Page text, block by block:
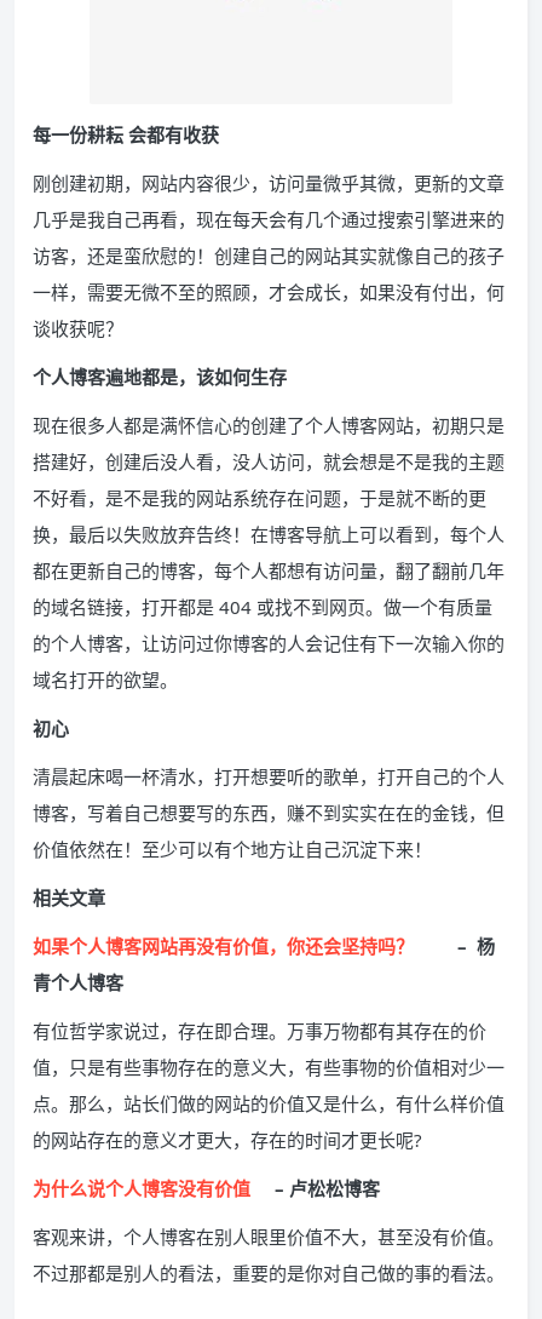
每一份耕耘 会都有收获
刚创建初期，网站内容很少，访问量微乎其微，更新的文章
几乎是我自己再看，现在每天会有几个通过搜索引擎进来的
访客，还是蛮欣慰的！创建自己的网站其实就像自己的孩子
一样，需要无微不至的照顾，才会成长，如果没有付出，何
谈收获呢？
个人博客遍地都是，该如何生存
现在很多人都是满怀信心的创建了个人博客网站，初期只是
搭建好，创建后没人看，没人访问，就会想是不是我的主题
不好看，是不是我的网站系统存在问题，于是就不断的更
换，最后以失败放弃告终！在博客导航上可以看到，每个人
都在更新自己的博客，每个人都想有访问量，翻了翻前几年
的域名链接，打开都是 404 或找不到网页。做一个有质量
的个人博客，让访问过你博客的人会记住有下一次输入你的
域名打开的欲望。
初心
清晨起床喝一杯清水，打开想要听的歌单，打开自己的个人
博客，写着自己想要写的东西，赚不到实实在在的金钱，但
价值依然在！至少可以有个地方让自己沉淀下来！
相关文章
如果个人博客网站再没有价值，你还会坚持吗？
– 杨
青个人博客
有位哲学家说过，存在即合理。万事万物都有其存在的价
值，只是有些事物存在的意义大，有些事物的价值相对少一
点。那么，站长们做的网站的价值又是什么，有什么样价值
的网站存在的意义才更大，存在的时间才更长呢?
为什么说个人博客没有价值 – 卢松松博客
客观来讲，个人博客在别人眼里价值不大，甚至没有价值。
不过那都是别人的看法，重要的是你对自己做的事的看法。